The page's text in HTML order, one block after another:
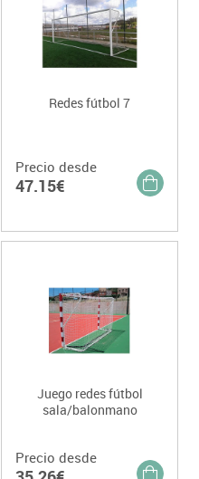
Redes fútbol 7
Precio desde
47.15€
Juego redes fútbol
sala/balonmano
Precio desde